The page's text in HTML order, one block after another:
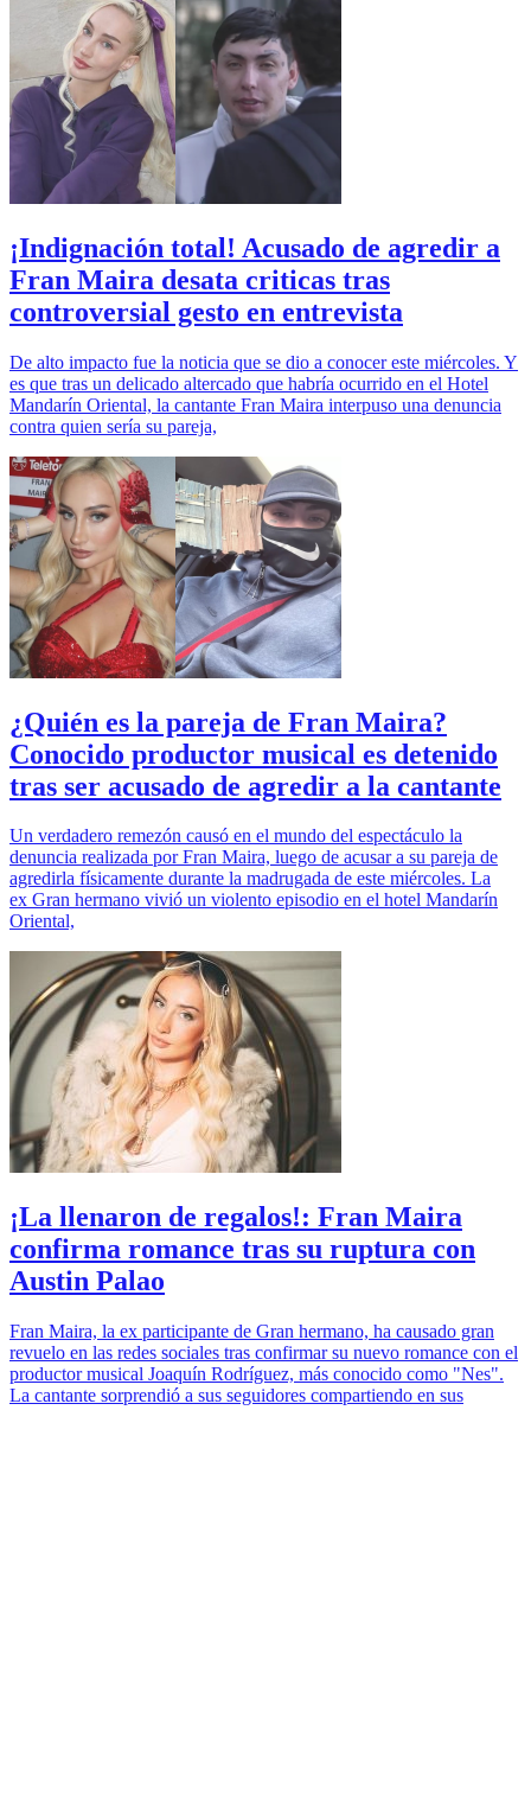
¡Indignación total! Acusado de agredir a
Fran Maira desata criticas tras
controversial gesto en entrevista
De alto impacto fue la noticia que se dio a conocer este miércoles. Y
es que tras un delicado altercado que habría ocurrido en el Hotel
Mandarín Oriental, la cantante Fran Maira interpuso una denuncia
contra quien sería su pareja,
¿Quién es la pareja de Fran Maira?
Conocido productor musical es detenido
tras ser acusado de agredir a la cantante
Un verdadero remezón causó en el mundo del espectáculo la
denuncia realizada por Fran Maira, luego de acusar a su pareja de
agredirla físicamente durante la madrugada de este miércoles. La
ex Gran hermano vivió un violento episodio en el hotel Mandarín
Oriental,
¡La llenaron de regalos!: Fran Maira
confirma romance tras su ruptura con
Austin Palao
Fran Maira, la ex participante de Gran hermano, ha causado gran
revuelo en las redes sociales tras confirmar su nuevo romance con el
productor musical Joaquín Rodríguez, más conocido como "Nes".
La cantante sorprendió a sus seguidores compartiendo en sus